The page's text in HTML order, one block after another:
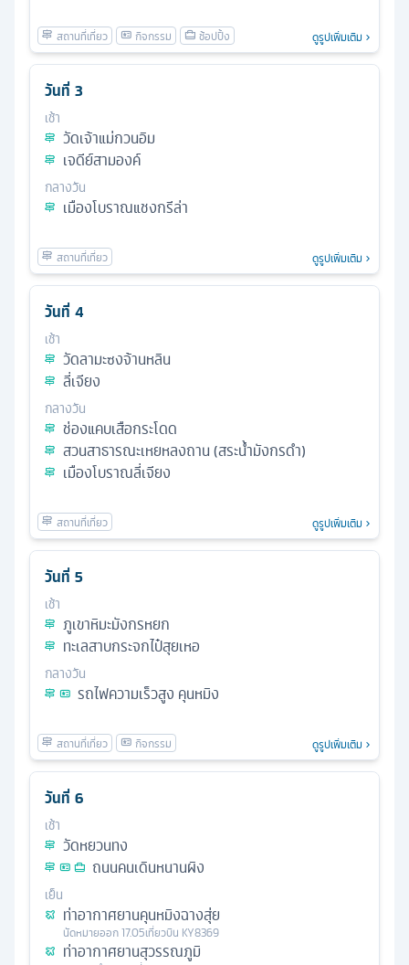
ดูรูปเพิ่มเติม
วันที่ 3
เช้า
วัดเจ้าแม่กวนอิม
เจดีย์สามองค์
กลางวัน
เมืองโบราณแชงกรีล่า
ดูรูปเพิ่มเติม
วันที่ 4
เช้า
วัดลามะซงจ้านหลิน
ลี่เจียง
กลางวัน
ช่องแคบเสือกระโดด
สวนสาธารณะเหยหลงถาน (สระน้ำมังกรดำ)
เมืองโบราณลี่เจียง
ดูรูปเพิ่มเติม
วันที่ 5
เช้า
ภูเขาหิมะมังกรหยก
ทะเลสาบกระจกไป๋สุยเหอ
กลางวัน
รถไฟความเร็วสูง คุนหมิง
ดูรูปเพิ่มเติม
วันที่ 6
เช้า
วัดหยวนทง
ถนนคนเดินหนานผิง
เย็น
ท่าอากาศยานคุนหมิงฉางสุ่ย
นัดหมายออก17.05เที่ยวบิน KY8369
ท่าอากาศยานสุวรรณภูมิ